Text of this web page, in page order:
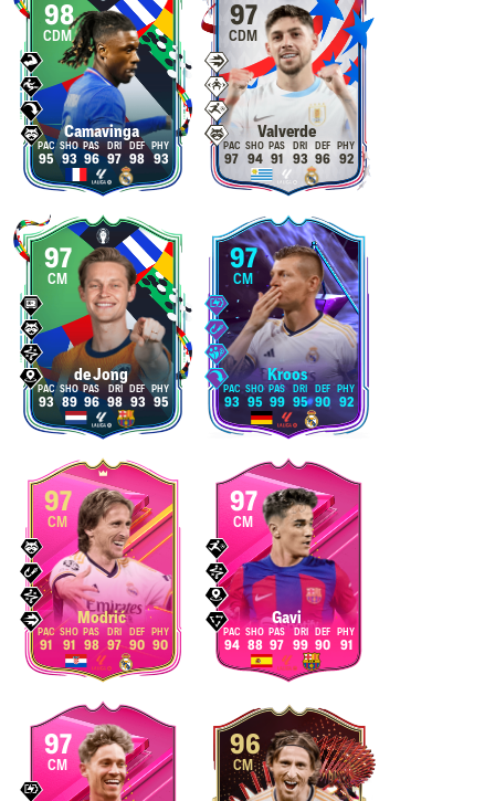
98
CDM
Camavinga
95 93 96 97 98 93
97
CDM
Valverde
97 94 91 93 96 92
97
CM
de Jong
93 89 96 98 93 95
97
CM
Kroos
93 95 99 95 90 92
97
CM
Modrić
91 91 98 97 90 90
97
CM
Gavi
94 88 97 99 90 91
97
CM
96
CM